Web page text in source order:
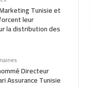
Tunisie et
leur
la distribution des
Directeur
Assurance Tunisie